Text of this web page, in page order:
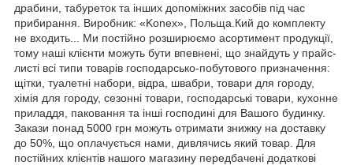
драбини, табуреток та інших допоміжних засобів під час
прибирання. Виробник: «Konex», Польща.Кий до комплекту
не входить... Ми постійно розширюємо асортимент продукції,
тому наші клієнти можуть бути впевнені, що знайдуть у прайс-
листі всі типи товарів господарсько-побутового призначення:
щітки, туалетні набори, відра, швабри, товари для городу,
хімія для городу, сезонні товари, господарські товари, кухонне
приладдя, паковання та інші господині для Вашого будинку.
Закази понад 5000 грн можуть отримати знижку на доставку
до 50%, що оплачується нами, дивлячись який товар. Для
постійних клієнтів нашого магазину передбачені додаткові